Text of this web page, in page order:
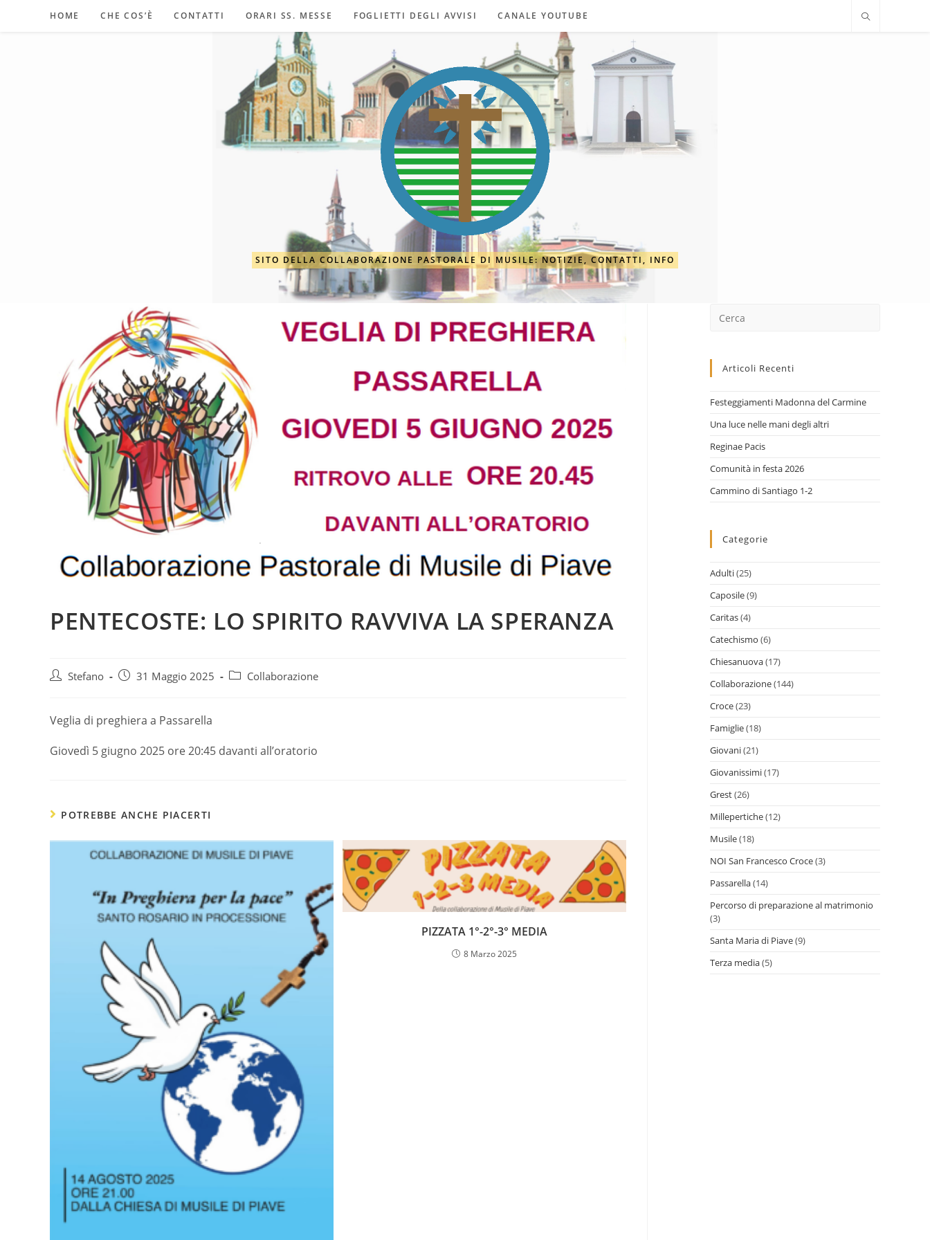
HOME CHE COS’È CONTATTI ORARI SS. MESSE FOGLIETTI DEGLI AVVISI CANALE YOUTUBE
SITO DELLA COLLABORAZIONE PASTORALE DI MUSILE: NOTIZIE, CONTATTI, INFO
PENTECOSTE: LO SPIRITO RAVVIVA LA SPERANZA
AutoreStefano
Articolo31 Maggio 2025
Categoria
Collaborazione
Veglia di preghiera a Passarella
Giovedì 5 giugno 2025 ore 20:45 davanti all’oratorio
POTREBBE ANCHE PIACERTI
PIZZATA 1°-2°-3° MEDIA
8 Marzo 2025
nel
Articoli Recenti
Festeggiamenti Madonna del Carmine
Una luce nelle mani degli altri
Reginae Pacis
Comunità in festa 2026
Cammino di Santiago 1-2
Categorie
Adulti(25)
Caposile(9)
Caritas(4)
Catechismo (6)
Chiesanuova(17)
Collaborazione(144)
Croce(23)
Famiglie(18)
Giovani(21)
Giovanissimi(17)
Grest(26)
Millepertiche(12)
Musile(18)
NOI San Francesco Croce(3)
Passarella(14)
Percorso di preparazione al matrimonio
(3)
Santa Maria di Piave(9)
Terza media(5)